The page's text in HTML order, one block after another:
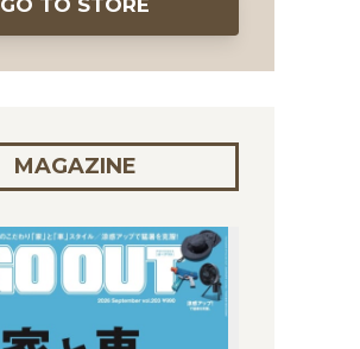
GO TO STORE
MAGAZINE